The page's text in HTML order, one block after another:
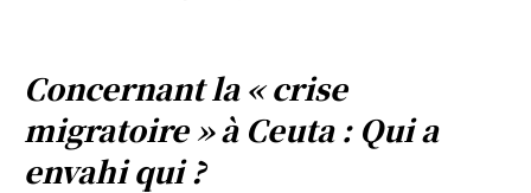
Concernant la « crise
migratoire » à Ceuta : Qui a
envahi qui ?